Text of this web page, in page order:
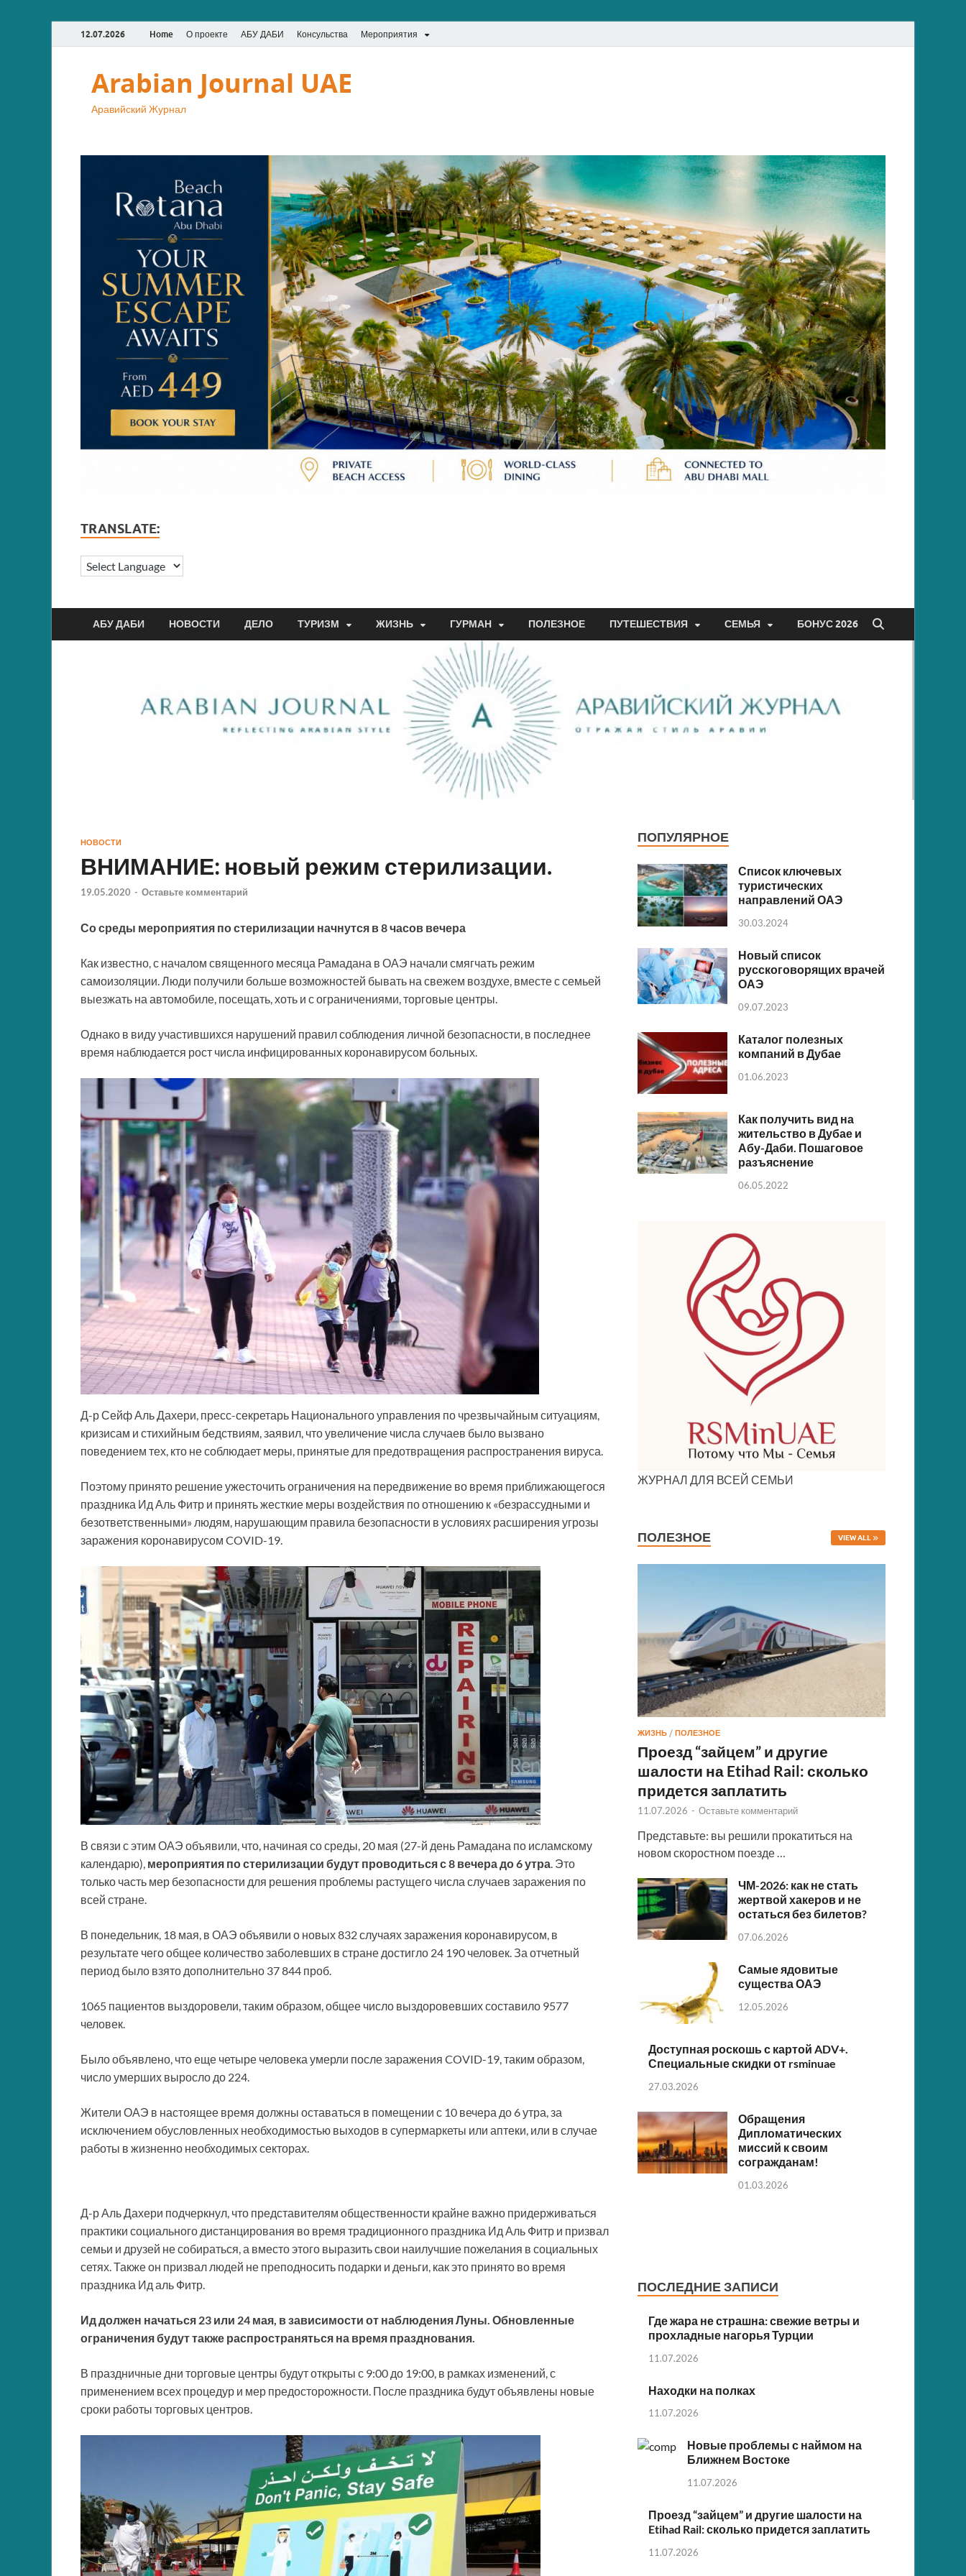
12.07.2026 Home О проекте АБУ ДАБИ Консульства Мероприятия
Arabian Journal UAE
Аравийский Журнал
TRANSLATE:
АБУ ДАБИ НОВОСТИ ДЕЛО ТУРИЗМ ЖИЗНЬ ГУРМАН ПОЛЕЗНОЕ ПУТЕШЕСТВИЯ СЕМЬЯ БОНУС 2026
НОВОСТИ
ВНИМАНИЕ: новый режим стерилизации.
19.05.2020 - Оставьте комментарий
Со среды мероприятия по стерилизации начнутся в 8 часов вечера
Как известно, с началом священного месяца Рамадана в ОАЭ начали смягчать режим
самоизоляции. Люди получили больше возможностей бывать на свежем воздухе, вместе с семьей
выезжать на автомобиле, посещать, хоть и с ограничениями, торговые центры.
Однако в виду участившихся нарушений правил соблюдения личной безопасности, в последнее
время наблюдается рост числа инфицированных коронавирусом больных.
Д-р Сейф Аль Дахери, пресс-секретарь Национального управления по чрезвычайным ситуациям,
кризисам и стихийным бедствиям, заявил, что увеличение числа случаев было вызвано
поведением тех, кто не соблюдает меры, принятые для предотвращения распространения вируса.
Поэтому принято решение ужесточить ограничения на передвижение во время приближающегося
праздника Ид Аль Фитр и принять жесткие меры воздействия по отношению к «безрассудными и
безответственными» людям, нарушающим правила безопасности в условиях расширения угрозы
заражения коронавирусом COVID-19.
В связи с этим ОАЭ объявили, что, начиная со среды, 20 мая (27-й день Рамадана по исламскому
календарю), мероприятия по стерилизации будут проводиться с 8 вечера до 6 утра. Это
только часть мер безопасности для решения проблемы растущего числа случаев заражения по
всей стране.
В понедельник, 18 мая, в ОАЭ объявили о новых 832 случаях заражения коронавирусом, в
результате чего общее количество заболевших в стране достигло 24 190 человек. За отчетный
период было взято дополнительно 37 844 проб.
1065 пациентов выздоровели, таким образом, общее число выздоровевших составило 9577
человек.
Было объявлено, что еще четыре человека умерли после заражения COVID-19, таким образом,
число умерших выросло до 224.
Жители ОАЭ в настоящее время должны оставаться в помещении с 10 вечера до 6 утра, за
исключением обусловленных необходимостью выходов в супермаркеты или аптеки, или в случае
работы в жизненно необходимых секторах.
Д-р Аль Дахери подчеркнул, что представителям общественности крайне важно придерживаться
практики социального дистанцирования во время традиционного праздника Ид Аль Фитр и призвал
семьи и друзей не собираться, а вместо этого выразить свои наилучшие пожелания в социальных
сетях. Также он призвал людей не преподносить подарки и деньги, как это принято во время
праздника Ид аль Фитр.
Ид должен начаться 23 или 24 мая, в зависимости от наблюдения Луны. Обновленные
ограничения будут также распространяться на время празднования.
В праздничные дни торговые центры будут открыты с 9:00 до 19:00, в рамках изменений, с
применением всех процедур и мер предосторожности. После праздника будут объявлены новые
сроки работы торговых центров.
ПОПУЛЯРНОЕ
Список ключевых
туристических
направлений ОАЭ
30.03.2024
Новый список
русскоговорящих врачей
ОАЭ
09.07.2023
Каталог полезных
компаний в Дубае
01.06.2023
Как получить вид на
жительство в Дубае и
Абу-Даби. Пошаговое
разъяснение
06.05.2022
ЖУРНАЛ ДЛЯ ВСЕЙ СЕМЬИ
ПОЛЕЗНОЕ VIEW ALL
ЖИЗНЬ /ПОЛЕЗНОЕ
Проезд “зайцем” и другие
шалости на Etihad Rail: сколько
придется заплатить
11.07.2026 - Оставьте комментарий
Представьте: вы решили прокатиться на
новом скоростном поезде …
ЧМ-2026: как не стать
жертвой хакеров и не
остаться без билетов?
07.06.2026
Самые ядовитые
существа ОАЭ
12.05.2026
Доступная роскошь с картой ADV+.
Специальные скидки от rsminuae
27.03.2026
Обращения
Дипломатических
миссий к своим
согражданам!
01.03.2026
ПОСЛЕДНИЕ ЗАПИСИ
Где жара не страшна: свежие ветры и
прохладные нагорья Турции
11.07.2026
Находки на полках
11.07.2026
Новые проблемы с наймом на
Ближнем Востоке
11.07.2026
Проезд “зайцем” и другие шалости на
Etihad Rail: сколько придется заплатить
11.07.2026